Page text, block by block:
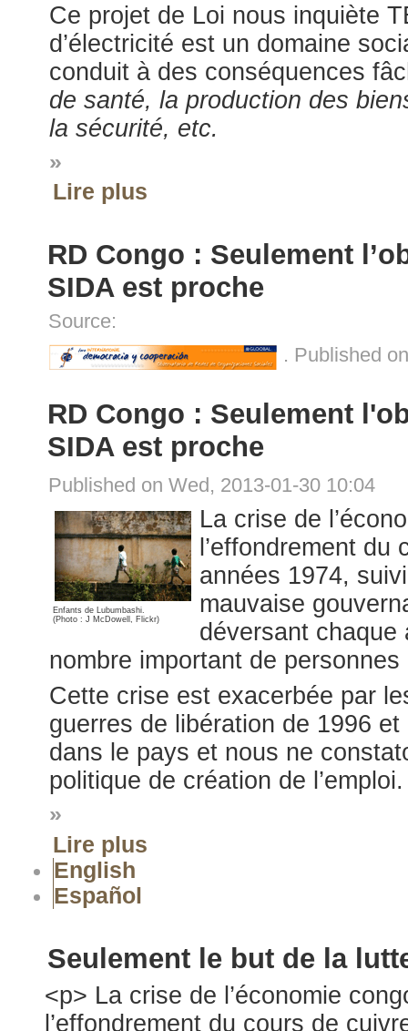
Ce projet de Loi nous inquiète
d’électricité est un domaine
conduit à des conséquences
de santé, la production des
la sécurité, etc.
»
Lire plus
RD Congo : Seulement
SIDA est proche
Source:
. Published
RD Congo : Seulement
SIDA est proche
Published on Wed, 2013-01-30 10:04
Enfants de Lubumbashi.
(Photo : J McDowell, Flickr)
La crise de
l’effondrement
années 1974,
mauvaise
déversant chaque
nombre important de
Cette crise est exacerbée par
guerres de libération de 1996
dans le pays et nous ne
politique de création de l’emploi.
»
Lire plus
English
Español
Seulement le but de la
<p> La crise de l’économie
l’effondrement du cours de